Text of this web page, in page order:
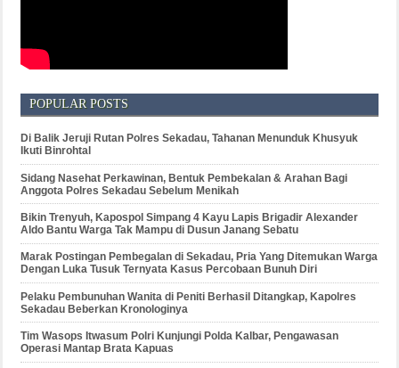
POPULAR POSTS
Di Balik Jeruji Rutan Polres Sekadau, Tahanan Menunduk Khusyuk
Ikuti Binrohtal
Sidang Nasehat Perkawinan, Bentuk Pembekalan & Arahan Bagi
Anggota Polres Sekadau Sebelum Menikah
Bikin Trenyuh, Kapospol Simpang 4 Kayu Lapis Brigadir Alexander
Aldo Bantu Warga Tak Mampu di Dusun Janang Sebatu
Marak Postingan Pembegalan di Sekadau, Pria Yang Ditemukan Warga
Dengan Luka Tusuk Ternyata Kasus Percobaan Bunuh Diri
Pelaku Pembunuhan Wanita di Peniti Berhasil Ditangkap, Kapolres
Sekadau Beberkan Kronologinya
Tim Wasops Itwasum Polri Kunjungi Polda Kalbar, Pengawasan
Operasi Mantap Brata Kapuas